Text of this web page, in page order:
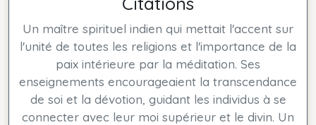
Un maître spirituel indien qui mettait l'accent sur
l'unité de toutes les religions et l'importance de la
paix intérieure par la méditation. Ses
enseignements encourageaient la transcendance
de soi et la dévotion, guidant les individus à se
connecter avec leur moi supérieur et le divin. Un